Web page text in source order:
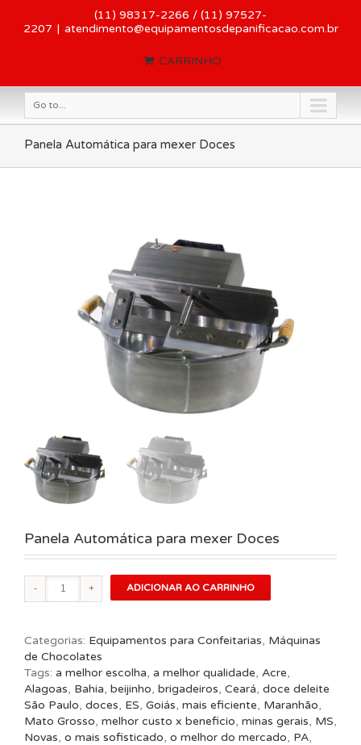
(11) 98317-2266 / (11) 97527-
2207 | atendimento@equipamentosdepanificacao.com.br
CARRINHO
Go to...
Panela Automática para mexer Doces
Panela Automática para mexer Doces
Panela
Automática
Doces
quantidade
ADICIONAR AO CARRINHO
Categorias: Equipamentos para Confeitarias, Máquinas
de Chocolates
Tags: a melhor escolha, a melhor qualidade, Acre,
Alagoas, Bahia, beijinho, brigadeiros, Ceará, doce deleite
São Paulo, doces, ES, Goiás, mais eficiente, Maranhão,
Mato Grosso, melhor custo x beneficio, minas gerais, MS,
Novas, o mais sofisticado, o melhor do mercado, PA,